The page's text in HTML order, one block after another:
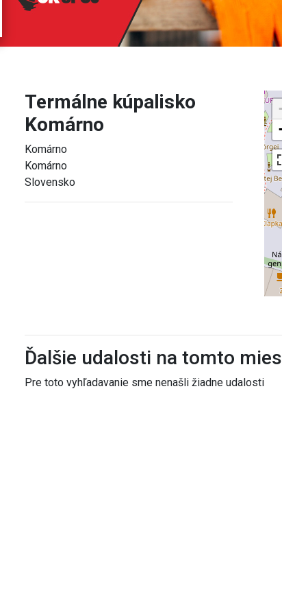
Termálne kúpalisko
Komárno
Komárno
Komárno
Slovensko
Ďalšie udalosti na tomto
Pre toto vyhľadavanie sme nenašli žiadne udalosti